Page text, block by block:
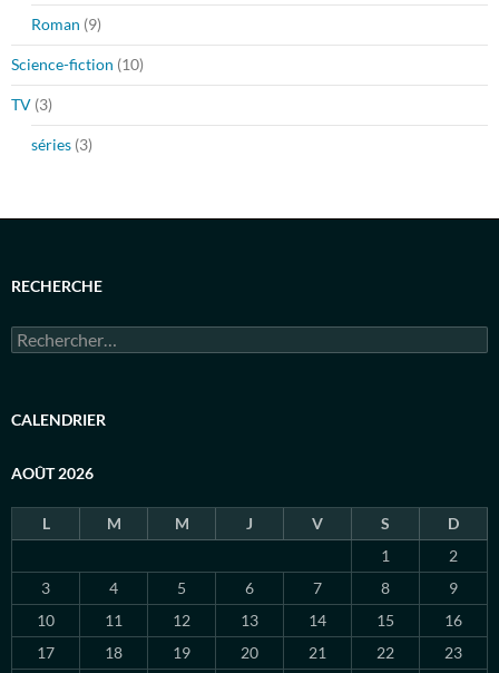
Roman (9)
Science-fiction (10)
TV (3)
séries (3)
RECHERCHE
Rechercher :
CALENDRIER
AOÛT 2026
L M M J V S
D
1
2
3
4 5 6 7 8
9
10
11 12 13 14 15
16
17
18 19 20 21 22
23